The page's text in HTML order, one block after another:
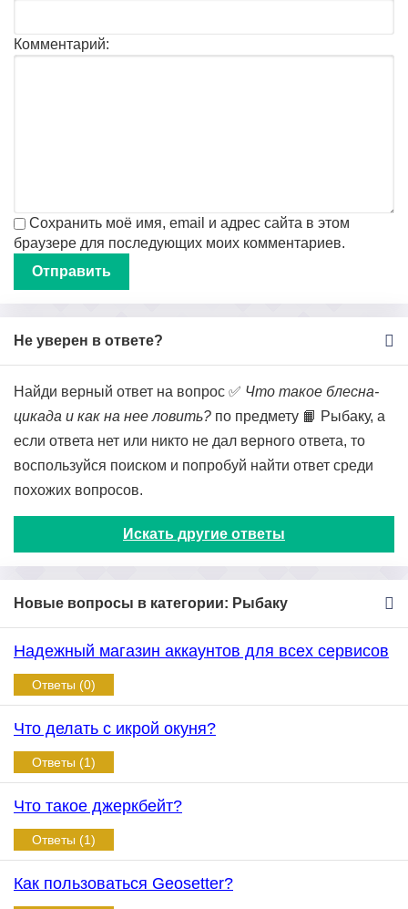
Комментарий:
Сохранить моё имя, email и адрес сайта в этом
браузере для последующих моих комментариев.
Не уверен в ответе?
Найди верный ответ на вопрос ✅ Что такое блесна-
цикада и как на нее ловить? по предмету 📙 Рыбаку, а
если ответа нет или никто не дал верного ответа, то
воспользуйся поиском и попробуй найти ответ среди
похожих вопросов.
Искать другие ответы
Новые вопросы в категории: Рыбаку
Надежный магазин аккаунтов для всех сервисов
Ответы (0)
Что делать с икрой окуня?
Ответы (1)
Что такое джеркбейт?
Ответы (1)
Как пользоваться Geosetter?